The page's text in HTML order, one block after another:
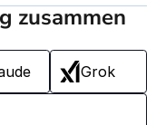
zusammen
Grok